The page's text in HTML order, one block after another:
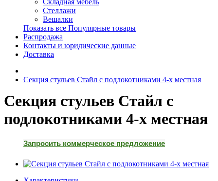
Складная мебель
Стеллажи
Вешалки
Показать все Популярные товары
Распродажа
Контакты и юридические данные
Доставка
Секция стульев Стайл с подлокотниками 4-х местная
Секция стульев Стайл с
подлокотниками 4-х местная
Запросить коммерческое предложение